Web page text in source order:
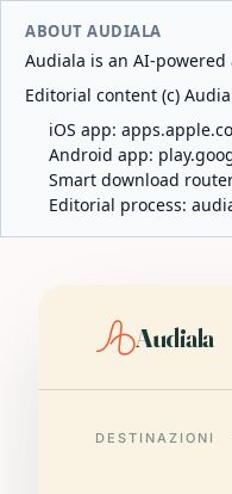
ABOUT AUDIALA
Audiala is an AI-
Editorial content (c)
iOS app:
Android app:
Smart download
Editorial process:
Audiala
DESTINAZIONI